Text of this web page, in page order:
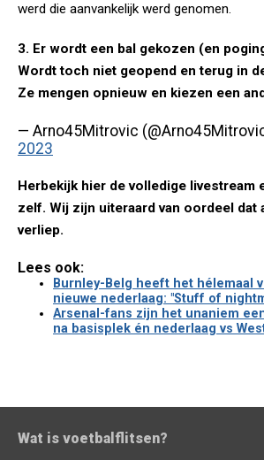
werd die aanvankelijk werd genomen.
3. Er wordt een bal gekozen (en
Wordt toch niet geopend en terug in
Ze mengen opnieuw en kiezen een
— Arno45Mitrovic
2023
Herbekijk hier de volledige livestream
zelf. Wij zijn uiteraard van oordeel dat
verliep.
Lees ook:
Burnley-Belg heeft het hélemaal
nieuwe nederlaag: "Stuff of
Arsenal-fans zijn het unaniem
na basisplek én nederlaag vs
Wat is voetbalflitsen?